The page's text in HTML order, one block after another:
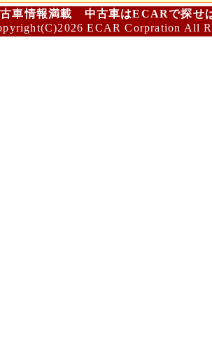
車情報満載 中古車はECARで探せ
ECAR Corpration All